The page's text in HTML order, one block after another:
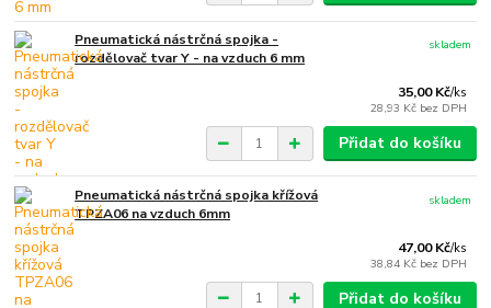
Pneumatická nástrčná spojka -
rozdělovač tvar Y - na vzduch 6 mm
35,00 Kč/ks
28,93 Kč bez DPH
skladem
Přidat do košíku
Pneumatická nástrčná spojka křížová
TPZA06 na vzduch 6mm
47,00 Kč/ks
38,84 Kč bez DPH
skladem
Přidat do košíku